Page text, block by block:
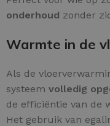
onderhoud zonder
Warmte in de
Als de
systeem volledig
de efficiëntie van de
Het gebruik van